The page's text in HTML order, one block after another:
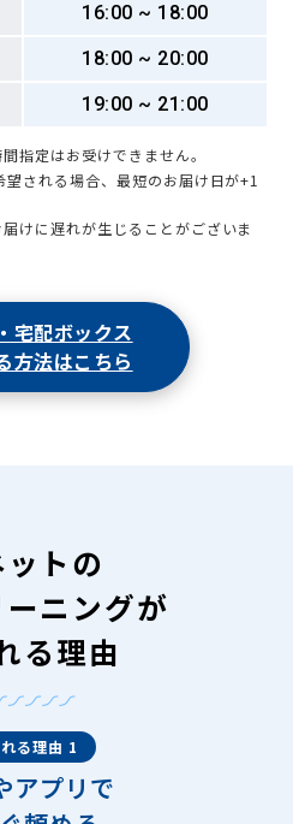
16:00 ~ 18:00
18:00 ~ 20:00
19:00 ~ 21:00
指定はお受けできません。
される場合、最短のお届け日が+1
けに遅れが生じることがございま
宅配ボックス
方法はこちら
ットの
ニングが
る理由
る理由 1
アプリで